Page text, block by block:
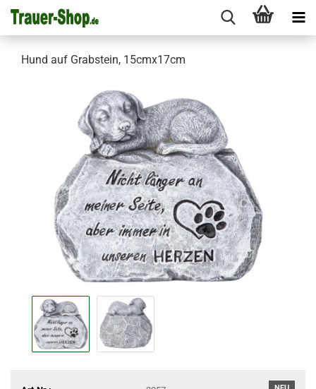
Hund auf Grabstein, 15cmx17cm